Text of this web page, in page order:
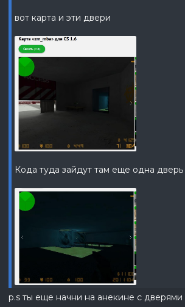
вот карта и эти двери
Кода туда зайдут там еще одна дверь
p.s ты еще начни на анекине с дверями